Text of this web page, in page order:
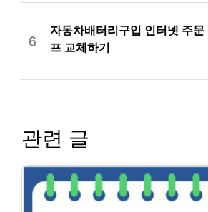
6
자동차배터리구입 인터넷 주문
프 교체하기
관련 글